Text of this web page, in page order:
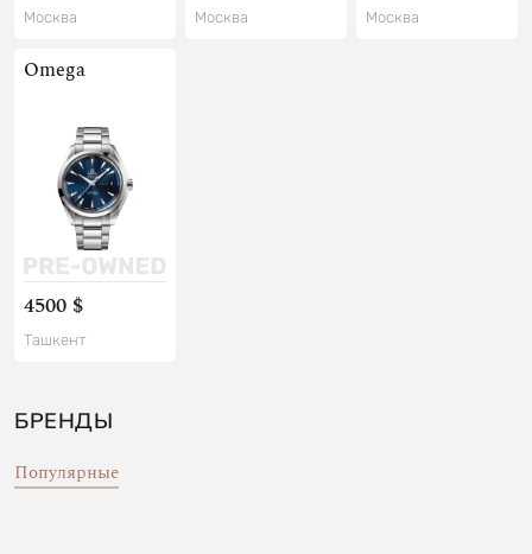
Москва Москва Москва
Omega
4500 $
Ташкент
БРЕНДЫ
Популярные